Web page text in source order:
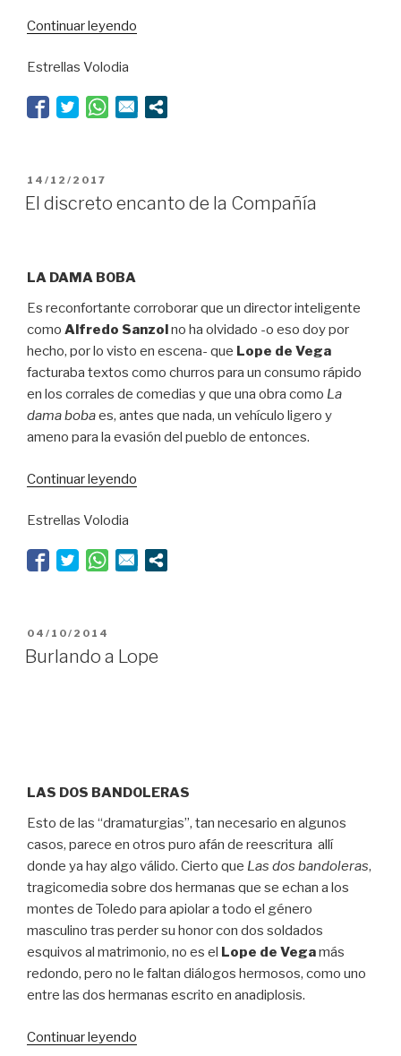
Continuar leyendo
espejo”
Estrellas Volodia
PUBLICADO
EL
14/12/2017
El discreto encanto de la Compañía
LA DAMA BOBA
Es reconfortante corroborar que un director inteligente
como Alfredo Sanzolno ha olvidado -o eso doy por
hecho, por lo visto en escena- que Lope de Vega
facturaba textos como churros para un consumo rápido
en los corrales de comedias y que una obra como La
dama bobaes, antes que nada, un vehículo ligero y
ameno para la evasión del pueblo de entonces.
Continuar leyendo
la
Estrellas Volodia
PUBLICADO
EL
04/10/2014
Burlando a Lope
LAS DOS BANDOLERAS
Esto de las “dramaturgias”, tan necesario en algunos
casos, parece en otros puro afán de reescritura allí
donde ya hay algo válido. Cierto que Las dos bandoleras,
tragicomedia sobre dos hermanas que se echan a los
montes de Toledo para apiolar a todo el género
masculino tras perder su honor con dos soldados
esquivos al matrimonio, no es el Lope de Vegamás
redondo, pero no le faltan diálogos hermosos, como uno
entre las dos hermanas escrito en anadiplosis.
Continuar leyendo